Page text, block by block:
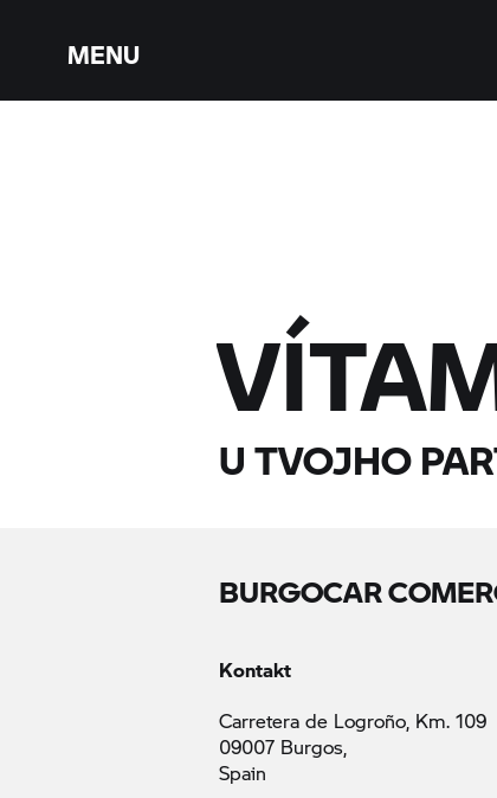
MENU
U TVOJHO
BURGOCAR
Kontakt
Carretera de Logroño, Km. 109
09007 Burgos,
Spain